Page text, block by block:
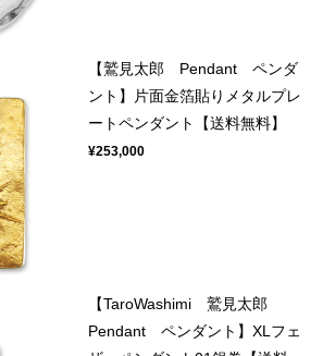
【鷲見太郎 Pendant ペンダ
ント】片面金箔貼りメタルプレ
ートペンダント【送料無料】
¥253,000
【TaroWashimi 鷲見太郎
Pendant ペンダント】XLフェ